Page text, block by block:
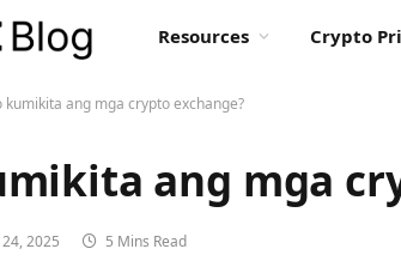
Resources Crypto
kumikita ang mga crypto exchange?
ang mga
2025 5 Mins Read